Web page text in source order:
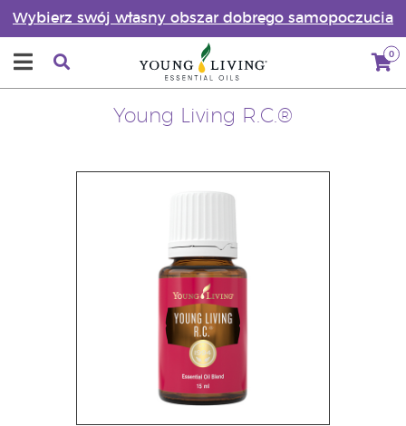
Wybierz swój własny obszar dobrego samopoczucia
0
Young Living R.C.®